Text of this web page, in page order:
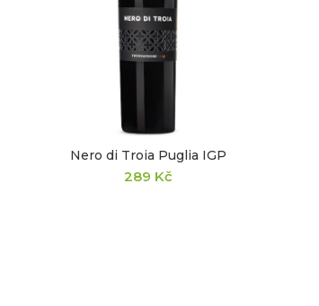
Nero di Troia Puglia IGP
289 Kč